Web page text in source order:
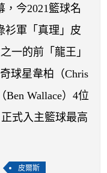
，今2021籃球名
衫軍「真理」皮
一的前「龍王」
球星韋柏（Chris
Ben Wallace）4位
式入主籃球最高
皮爾斯